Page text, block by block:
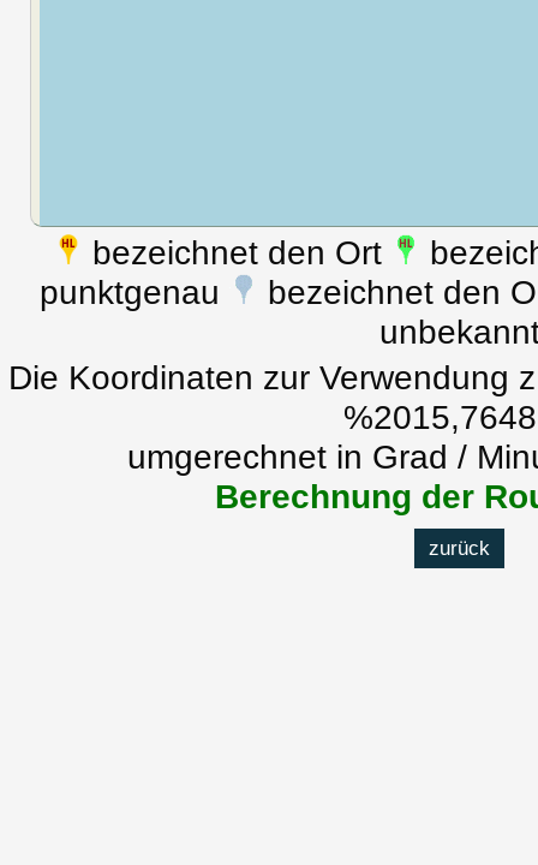
bezeichnet den Ort
punktgenau
bezeichnet den
Die Koordinaten zur Verwendung
umgerechnet in Grad /
Berechnung der